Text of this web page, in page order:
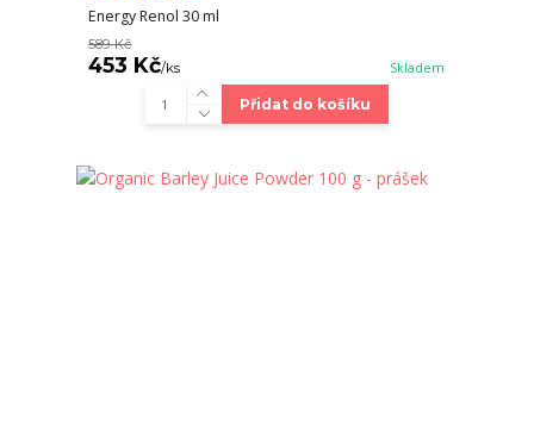
Energy Renol 30 ml
589 Kč
453 Kč/ks Skladem
Přidat do košíku